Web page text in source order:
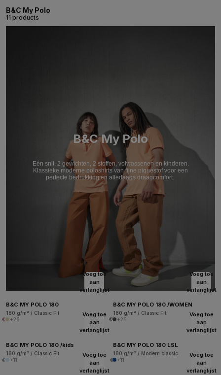
B&C My Polo
11 products
B&C My Polo
Eén snit, 2 gewichten, 2 stoffen, volwassenen en kinderen.
Klassieke moderne poloshirts van fijne piquéstof voor een
perfecte bedrukking en alledaags draagcomfort.
Voeg toe
aan
verlanglijst
B&C MY POLO 180
180 g/m² / Classic Fit
+26
Voeg toe
aan
verlanglijst
B&C MY POLO 180 /WOMEN
180 g/m² / Classic Fit
+26
Voeg toe
aan
verlanglijst
B&C MY POLO 180 /kids
180 g/m² / Classic Fit
+11
Voeg toe
aan
verlanglijst
B&C MY POLO 180 LSL
180 g/m² / Modern classic
+11
Voeg toe
aan
verlanglijst
Voeg toe
aan
verlanglijst